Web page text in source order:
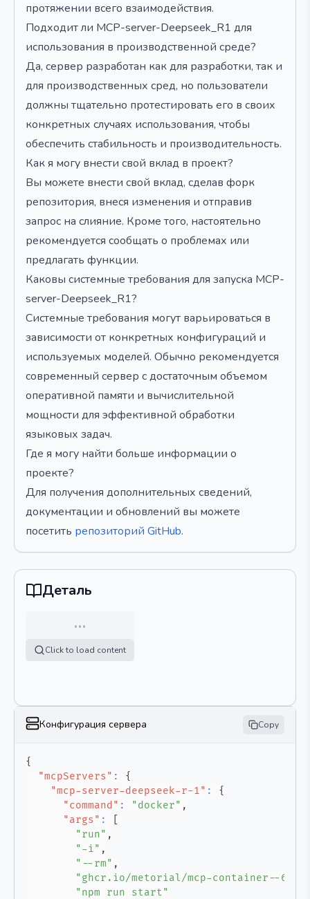
протяжении всего взаимодействия.
Подходит ли MCP-server-Deepseek_R1 для
использования в производственной среде?
Да, сервер разработан как для разработки, так и
для производственных сред, но пользователи
должны тщательно протестировать его в своих
конкретных случаях использования, чтобы
обеспечить стабильность и производительность.
Как я могу внести свой вклад в проект?
Вы можете внести свой вклад, сделав форк
репозитория, внеся изменения и отправив
запрос на слияние. Кроме того, настоятельно
рекомендуется сообщать о проблемах или
предлагать функции.
Каковы системные требования для запуска MCP-
server-Deepseek_R1?
Системные требования могут варьироваться в
зависимости от конкретных конфигураций и
используемых моделей. Обычно рекомендуется
современный сервер с достаточным объемом
оперативной памяти и вычислительной
мощности для эффективной обработки
языковых задач.
Где я могу найти больше информации о
проекте?
Для получения дополнительных сведений,
документации и обновлений вы можете
посетить репозиторий GitHub.
Деталь
…
Click to load content
Конфигурация сервера Copy
{
"mcpServers" :
{
"mcp-server-deepseek-r-1" :
{
"command" : "docker" ,
"args" :
"run" ,
"-i" ,
"--rm" ,
"ghcr.io/metorial/mcp-container--
"npm run start"